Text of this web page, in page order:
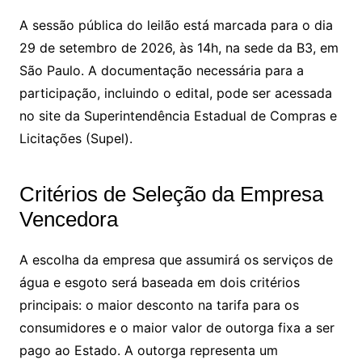
A sessão pública do leilão está marcada para o dia
29 de setembro de 2026, às 14h, na sede da B3, em
São Paulo. A documentação necessária para a
participação, incluindo o edital, pode ser acessada
no site da Superintendência Estadual de Compras e
Licitações (Supel).
Critérios de Seleção da Empresa
Vencedora
A escolha da empresa que assumirá os serviços de
água e esgoto será baseada em dois critérios
principais: o maior desconto na tarifa para os
consumidores e o maior valor de outorga fixa a ser
pago ao Estado. A outorga representa um